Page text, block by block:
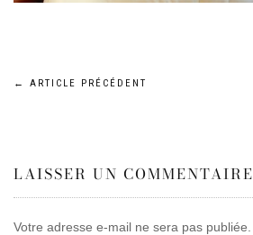
Navigation
l’article
← ARTICLE PRÉCÉDENT
LAISSER UN COMMENTAIRE
Votre adresse e-mail ne sera pas publiée.